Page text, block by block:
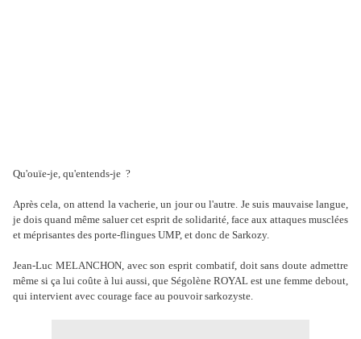
Qu'ouïe-je, qu'entends-je ?
Après cela, on attend la vacherie, un jour ou l'autre. Je suis mauvaise langue,
je dois quand même saluer cet esprit de solidarité, face aux attaques musclées
et méprisantes des porte-flingues UMP, et donc de Sarkozy.
Jean-Luc MELANCHON, avec son esprit combatif, doit sans doute admettre
même si ça lui coûte à lui aussi, que Ségolène ROYAL est une femme debout,
qui intervient avec courage face au pouvoir sarkozyste.